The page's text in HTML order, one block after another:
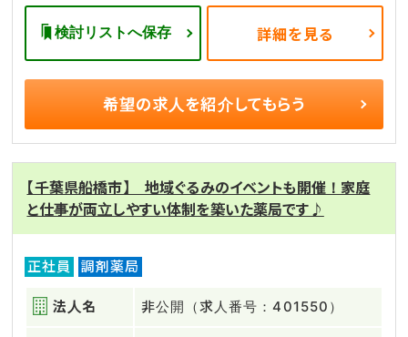
検討リストへ保存 詳細を見る
希望の求人を紹介してもらう
【千葉県船橋市】 地域ぐるみのイベントも開催！家庭
と仕事が両立しやすい体制を築いた薬局です♪
正社員 調剤薬局
法人名 非公開（求人番号：401550）